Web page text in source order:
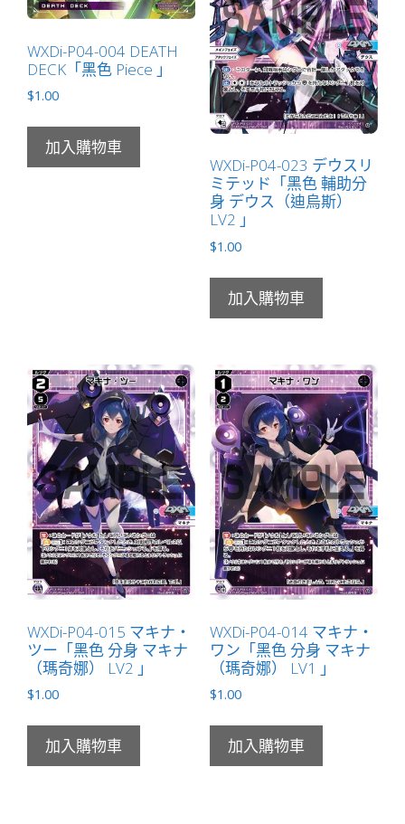
量
WXDi-P04-004 DEATH
DECK「黑色 Piece 」
$1.00
加入購物車
WXDi-P04-023 デウスリ
ミテッド「黑色 輔助分
身 デウス（迪烏斯）
LV2 」
$1.00
加入購物車
WXDi-P04-015 マキナ・
ツー「黑色 分身 マキナ
（瑪奇娜） LV2 」
$1.00
加入購物車
WXDi-P04-014 マキナ・
ワン「黑色 分身 マキナ
（瑪奇娜） LV1 」
$1.00
加入購物車